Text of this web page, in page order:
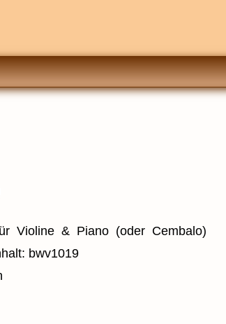
Violine & Piano (oder Cembalo)
bwv1019